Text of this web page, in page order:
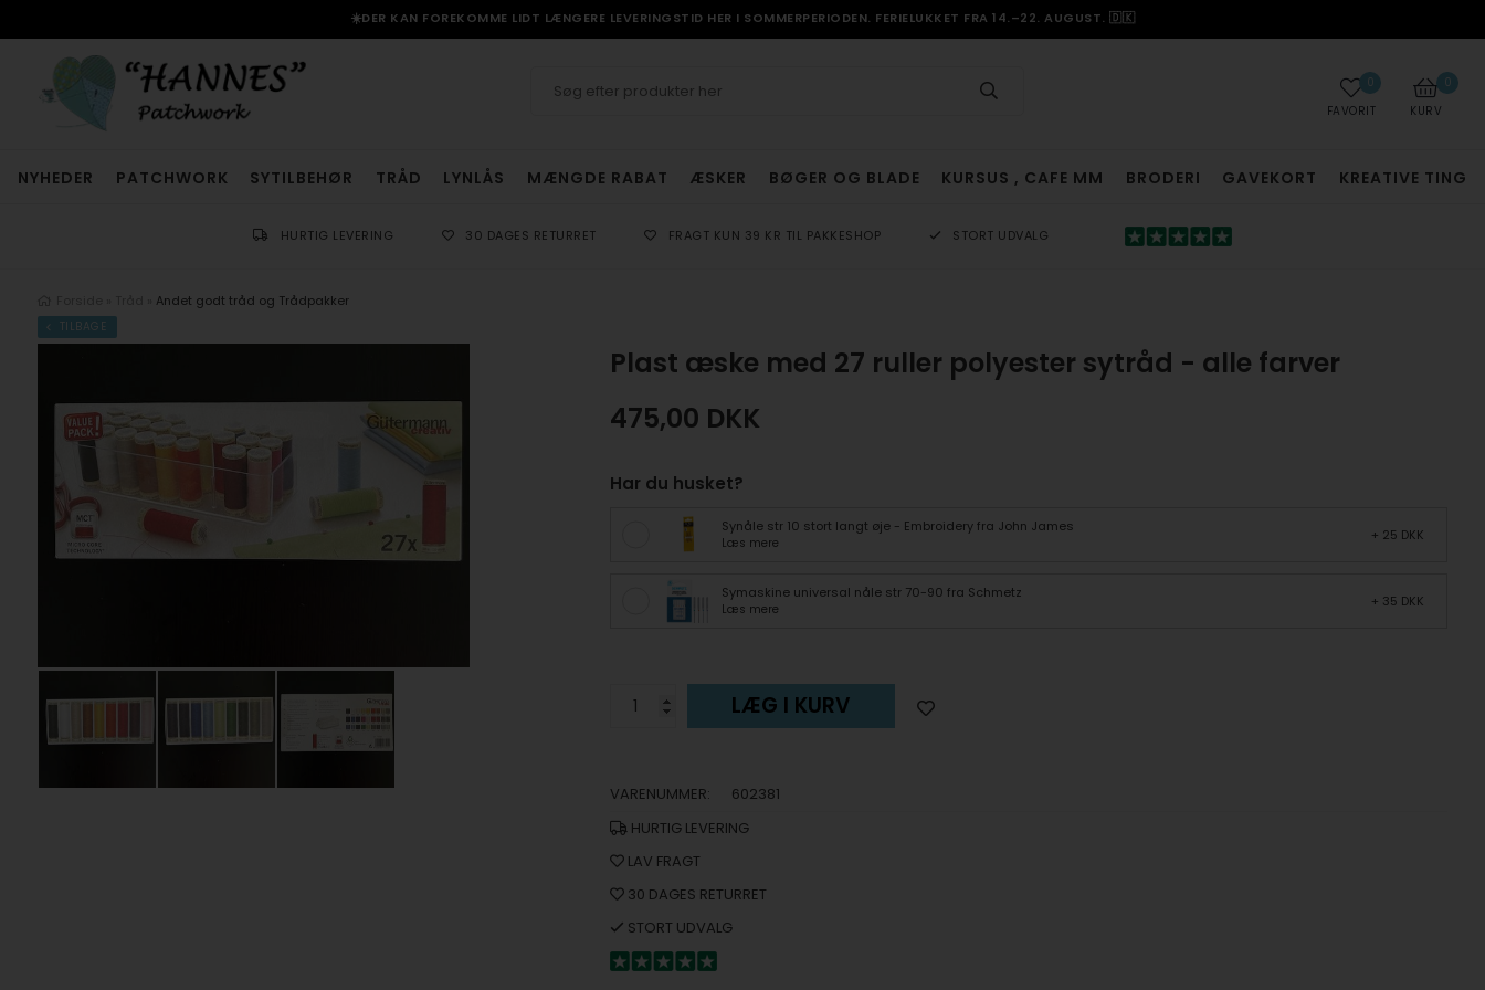
☀️DER KAN FOREKOMME LIDT LÆNGERE LEVERINGSTID HER I SOMMERPERIODEN. FERIELUKKET FRA 14.–22. AUGUST. 🇩🇰
0
KURV
0
FAVORIT
NYHEDER PATCHWORK SYTILBEHØR TRÅD LYNLÅS MÆNGDE RABAT ÆSKER BØGER OG BLADE KURSUS , CAFE MM BRODERI GAVEKORT KREATIVE TING
HURTIG LEVERING 30 DAGES RETURRET FRAGT KUN 39 KR TIL PAKKESHOP STORT UDVALG
Andet godt tråd og Trådpakker
TILBAGE
Plast æske med 27 ruller polyester sytråd - alle farver
475,00 DKK
Har du husket?
Synåle str 10 stort langt øje - Embroidery fra John James
Læs mere + 25 DKK
Symaskine universal nåle str 70-90 fra Schmetz
Læs mere + 35 DKK
LÆG I KURV
VARENUMMER:
602381
HURTIG LEVERING
LAV FRAGT
30 DAGES RETURRET
STORT UDVALG